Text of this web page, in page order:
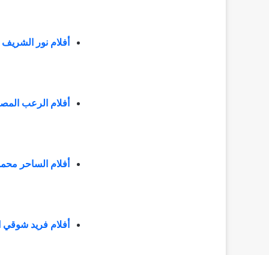
أفلام نور
أفلام الرعب
أفلام الساحر
أفلام فريد